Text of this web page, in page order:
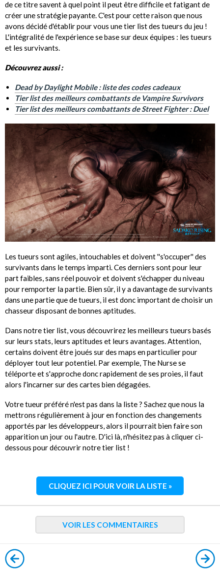
de ce titre savent à quel point il peut être difficile et fatigant de
créer une stratégie payante. C'est pour cette raison que nous
avons décidé d'établir pour vous une tier list des tueurs du jeu !
L'intégralité de l'expérience se base sur deux équipes : les tueurs
et les survivants.
Découvrez aussi :
Dead by Daylight Mobile : liste des codes cadeaux
Tier list des meilleurs combattants de Vampire Survivors
Tier list des meilleurs combattants de Street Fighter : Duel
Les tueurs sont agiles, intouchables et doivent ''s'occuper'' des
survivants dans le temps imparti. Ces derniers sont pour leur
part faibles, sans réel pouvoir et doivent s'échapper du niveau
pour remporter la partie. Bien sûr, il y a davantage de survivants
dans une partie que de tueurs, il est donc important de choisir un
chasseur disposant de bonnes aptitudes.
Dans notre tier list, vous découvrirez les meilleurs tueurs basés
sur leurs stats, leurs aptitudes et leurs avantages. Attention,
certains doivent être joués sur des maps en particulier pour
déployer tout leur potentiel. Par exemple, The Nurse se
téléporte et s'approche donc rapidement de ses proies, il faut
alors l'incarner sur des cartes bien dégagées.
Votre tueur préféré n'est pas dans la liste ? Sachez que nous la
mettrons régulièrement à jour en fonction des changements
apportés par les développeurs, alors il pourrait bien faire son
apparition un jour ou l'autre. D'ici là, n'hésitez pas à cliquer ci-
dessous pour découvrir notre tier list !
CLIQUEZ ICI POUR VOIR LA LISTE »
VOIR LES COMMENTAIRES